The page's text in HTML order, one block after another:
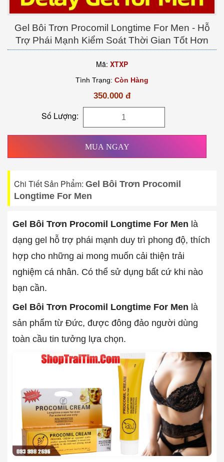
Gel Bôi Trơn Procomil Longtime For Men - Hỗ
Trợ Phái Mạnh Kiểm Soát Thời Gian Tốt Hơn
Mã: XTXP
Tình Trạng: Còn Hàng
350.000 đ
Số Lượng:
MUA NGAY
Chi Tiết Sản Phẩm: Gel Bôi Trơn Procomil
Longtime For Men
Gel Bôi Trơn Procomil Longtime For Men là
dạng gel hỗ trợ phái mạnh duy trì phong độ, thích
hợp cho những ai mong muốn cải thiện trải
nghiệm cá nhân. Có thể sử dụng bất cứ khi nào
bạn cần.
Gel Bôi Trơn Procomil Longtime For Men là
sản phẩm từ Đức, được đông đảo người dùng
toàn cầu tin tưởng lựa chọn.